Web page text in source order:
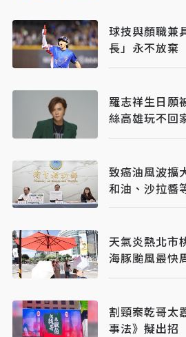
球技與顏職兼
長」永不放棄
羅志祥生日願
絲高雄玩不回
致癌油風波擴
和油、沙拉
者限期回收、
天氣炎熱北
海豚颱風最快
割頸案乾哥太
事法》擬出